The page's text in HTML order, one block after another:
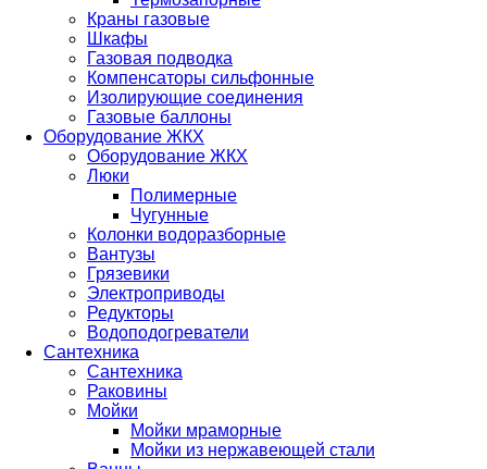
Краны газовые
Шкафы
Газовая подводка
Компенсаторы сильфонные
Изолирующие соединения
Газовые баллоны
Оборудование ЖКХ
Оборудование ЖКХ
Люки
Полимерные
Чугунные
Колонки водоразборные
Вантузы
Грязевики
Электроприводы
Редукторы
Водоподогреватели
Сантехника
Сантехника
Раковины
Мойки
Мойки мраморные
Мойки из нержавеющей стали